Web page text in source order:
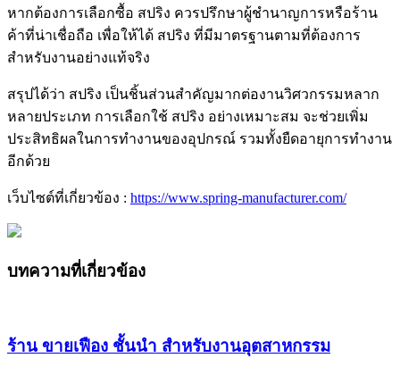
หากต้องการเลือกซื้อ สปริง ควรปรึกษาผู้ชำนาญการหรือร้าน
ค้าที่น่าเชื่อถือ เพื่อให้ได้ สปริง ที่มีมาตรฐานตามที่ต้องการ
สำหรับงานอย่างแท้จริง
สรุปได้ว่า สปริง เป็นชิ้นส่วนสำคัญมากต่องานวิศวกรรมหลาก
หลายประเภท การเลือกใช้ สปริง อย่างเหมาะสม จะช่วยเพิ่ม
ประสิทธิผลในการทำงานของอุปกรณ์ รวมทั้งยืดอายุการทำงาน
อีกด้วย
เว็บไซต์ที่เกี่ยวข้อง : https://www.spring-manufacturer.com/
บทความที่เกี่ยวข้อง
ร้าน ขายเฟือง ชั้นนำ สำหรับงานอุตสาหกรรม